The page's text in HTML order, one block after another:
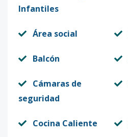
Infantiles
Área social
Balcón
Cámaras de
seguridad
Cocina Caliente